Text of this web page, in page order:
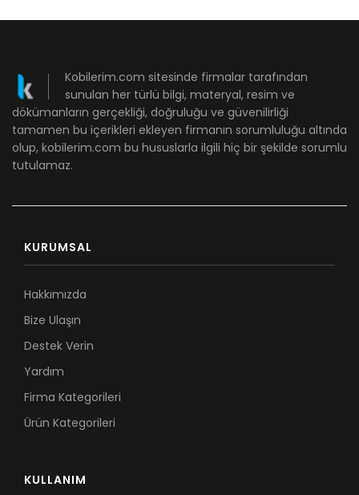
Kobilerim.com sitesinde firmalar tarafından
sunulan her türlü bilgi, materyal, resim ve
dökümanların gerçekliği, doğruluğu ve güvenilirliği
tamamen bu içerikleri ekleyen firmanın sorumluluğu altında
olup, kobilerim.com bu hususlarla ilgili hiç bir şekilde sorumlu
tutulamaz.
KURUMSAL
Hakkımızda
Bize Ulaşın
Destek Verin
Yardım
Firma Kategorileri
Ürün Kategorileri
KULLANIM